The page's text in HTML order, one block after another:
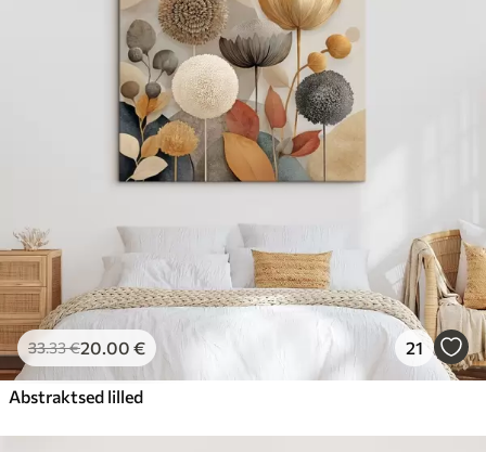
33.33€20.00 € 21
Abstraktsed lilled